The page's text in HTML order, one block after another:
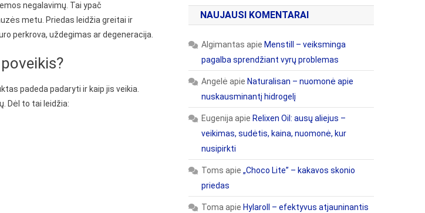
negalavimų. Tai ypač
metu. Priedas leidžia greitai ir
perkrova, uždegimas ar degeneracija.
padeda padaryti ir kaip jis veikia.
Dėl to tai leidžia:
NAUJAUSI KOMENTARAI
Algimantas apie Menstill – veiksminga
pagalba sprendžiant vyrų problemas
Angelė apie Naturalisan – nuomonė apie
nuskausminantį hidrogelį
Eugenija apie Relixen Oil: ausų aliejus –
veikimas, sudėtis, kaina, nuomonė, kur
nusipirkti
Toms apie„Choco Lite” – kakavos skonio
priedas
Toma apie Hylaroll – efektyvus atjauninantis